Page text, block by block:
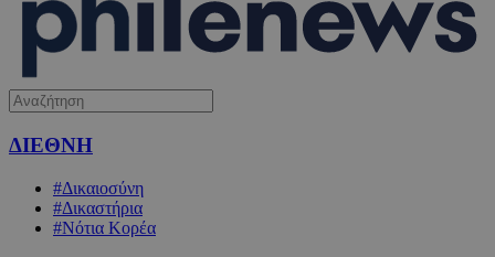
ΔΙΕΘΝΗ
#Δικαιοσύνη
#Δικαστήρια
#Νότια Κορέα